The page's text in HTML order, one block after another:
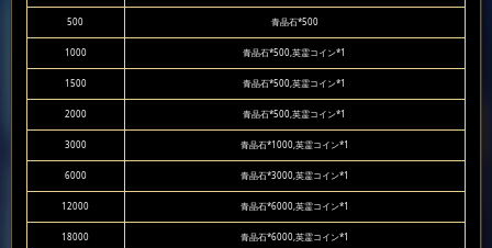
500 青晶石*500
1000 青晶石*500,英霊コイン*1
1500 青晶石*500,英霊コイン*1
2000 青晶石*500,英霊コイン*1
3000 青晶石*1000,英霊コイン*1
6000 青晶石*3000,英霊コイン*1
12000 青晶石*6000,英霊コイン*1
18000 青晶石*6000,英霊コイン*1